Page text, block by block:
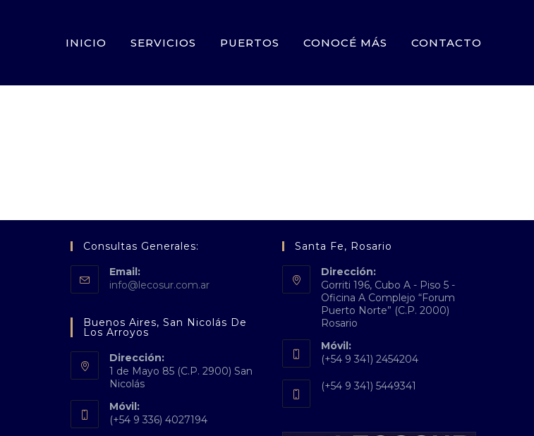
INICIO SERVICIOS PUERTOS CONOCÉ MÁS CONTACTO
Consultas Generales:
Email:
info@lecosur.com.ar
Buenos Aires, San Nicolás De
Los Arroyos
Dirección:
1 de Mayo 85 (C.P. 2900) San
Nicolás
Móvil:
(+54 9 336) 4027194
Santa Fe, Rosario
Dirección:
Gorriti 196, Cubo A - Piso 5 -
Oficina A Complejo “Forum
Puerto Norte” (C.P. 2000)
Rosario
Móvil:
(+54 9 341) 2454204
(+54 9 341) 5449341